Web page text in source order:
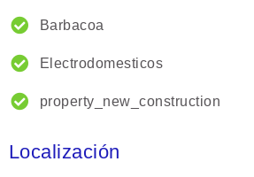
Barbacoa
Electrodomesticos
property_new_construction
Localización